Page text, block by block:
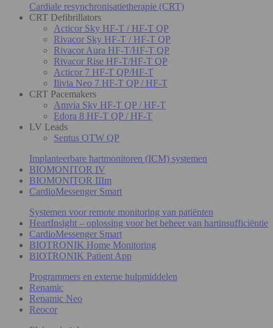
Cardiale resynchronisatietherapie (CRT)
CRT Defibrillators
Acticor Sky HF-T / HF-T QP
Rivacor Sky HF-T / HF-T QP
Rivacor Aura HF-T/HF-T QP
Rivacor Rise HF-T/HF-T QP
Acticor 7 HF-T QP/HF-T
Ilivia Neo 7 HF-T QP / HF-T
CRT Pacemakers
Amvia Sky HF-T QP / HF-T
Edora 8 HF-T QP / HF-T
LV Leads
Sentus OTW QP
Implanteerbare hartmonitoren (ICM) systemen
BIOMONITOR IV
BIOMONITOR IIIm
CardioMessenger Smart
Systemen voor remote monitoring van patiënten
HeartInsight – oplossing voor het beheer van hartinsufficiëntie
CardioMessenger Smart
BIOTRONIK Home Monitoring
BIOTRONIK Patient App
Programmers en externe hulpmiddelen
Renamic
Renamic Neo
Reocor